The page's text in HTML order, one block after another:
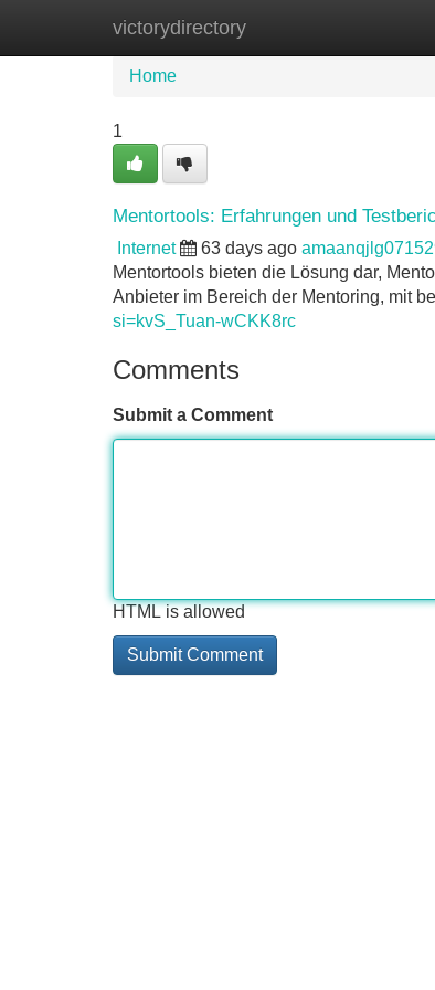
victorydirectory
Home New Site Listings
Home
1
Mentortools: Erfahrungen und
Internet 63 days ago
Mentortools bieten die Lösung dar,
Anbieter im Bereich der Mentoring, mit
si=kvS_Tuan-wCKK8rc
Comments
Submit a Comment
HTML is allowed